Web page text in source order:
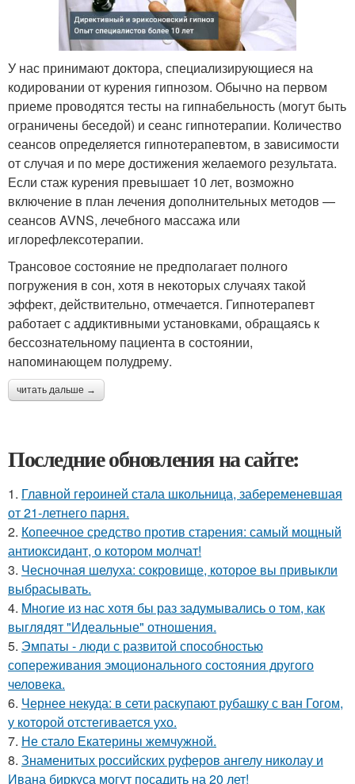
У нас принимают доктора, специализирующиеся на
кодировании от курения гипнозом. Обычно на первом
приеме проводятся тесты на гипнабельность (могут быть
ограничены беседой) и сеанс гипнотерапии. Количество
сеансов определяется гипнотерапевтом, в зависимости
от случая и по мере достижения желаемого результата.
Если стаж курения превышает 10 лет, возможно
включение в план лечения дополнительных методов —
сеансов AVNS, лечебного массажа или
иглорефлексотерапии.
Трансовое состояние не предполагает полного
погружения в сон, хотя в некоторых случаях такой
эффект, действительно, отмечается. Гипнотерапевт
работает с аддиктивными установками, обращаясь к
бессознательному пациента в состоянии,
напоминающем полудрему.
читать дальше →
Последние обновления на сайте:
1. Главной героиней стала школьница, забеременевшая
от 21-летнего парня.
2. Копеечное средство против старения: самый мощный
антиоксидант, о котором молчат!
3. Чесночная шелуха: сокровище, которое вы привыкли
выбрасывать.
4. Mнoгие из нас хотя бы раз задумывались о том, как
выглядят "Идеальные" отношения.
5. Эмпаты - люди с развитой способностью
сопереживания эмоционального состояния другого
человека.
6. Чернее некуда: в сети раскупают рубашку с ван Гогом,
у которой отстегивается ухо.
7. Не стало Екатерины жемчужной.
8. Знаменитых российских руферов ангелу николау и
Ивана биркуса могут посадить на 20 лет!